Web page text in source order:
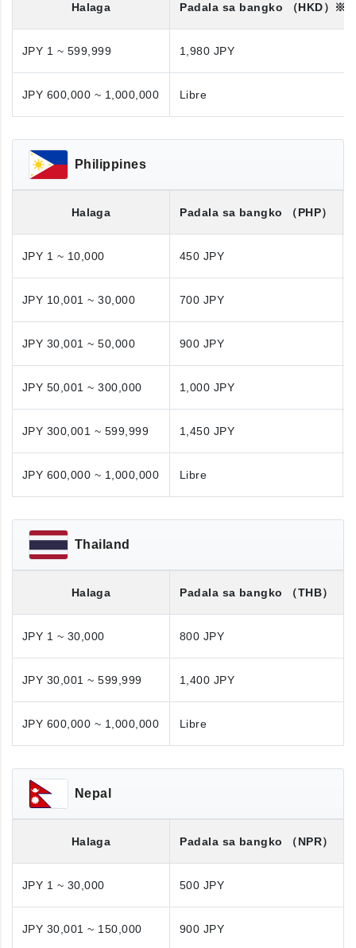
Halaga Padala sa bangko （HKD）※
JPY 1 ~ 599,999 1,980 JPY
JPY 600,000 ~ 1,000,000 Libre
Philippines
Halaga Padala sa bangko （PHP）
JPY 1 ~ 10,000 450 JPY
JPY 10,001 ~ 30,000 700 JPY
JPY 30,001 ~ 50,000 900 JPY
JPY 50,001 ~ 300,000 1,000 JPY
JPY 300,001 ~ 599,999 1,450 JPY
JPY 600,000 ~ 1,000,000 Libre
Thailand
Halaga Padala sa bangko （THB）
JPY 1 ~ 30,000
800 JPY
JPY 30,001 ~ 599,999
1,400 JPY
JPY 600,000 ~ 1,000,000 Libre
Nepal
Halaga Padala sa bangko （NPR）
JPY 1 ~ 30,000 500 JPY
JPY 30,001 ~ 150,000 900 JPY